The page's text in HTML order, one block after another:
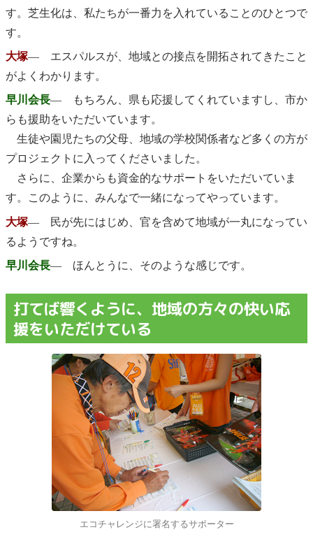
す。芝生化は、私たちが一番力を入れていることのひとつで
す。
大塚― エスパルスが、地域との接点を開拓されてきたこと
がよくわかります。
早川会長― もちろん、県も応援してくれていますし、市か
らも援助をいただいています。
生徒や園児たちの父母、地域の学校関係者など多くの方が
プロジェクトに入ってくださいました。
さらに、企業からも資金的なサポートをいただいていま
す。このように、みんなで一緒になってやっています。
大塚― 民が先にはじめ、官を含めて地域が一丸になってい
るようですね。
早川会長― ほんとうに、そのような感じです。
打てば響くように、地域の方々の快い応
援をいただけている
エコチャレンジに署名するサポーター